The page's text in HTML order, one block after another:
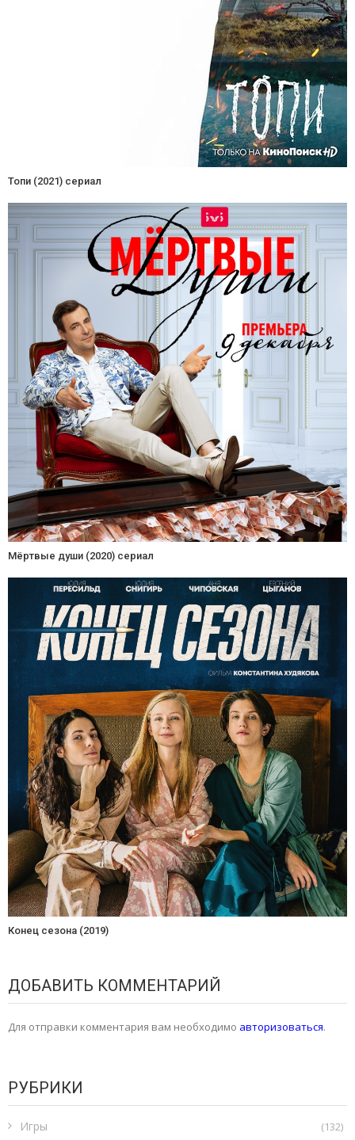
Топи (2021) сериал
Мёртвые души (2020) сериал
Конец сезона (2019)
ДОБАВИТЬ КОММЕНТАРИЙ
Для отправки комментария вам необходимо авторизоваться.
РУБРИКИ
Игры (132)